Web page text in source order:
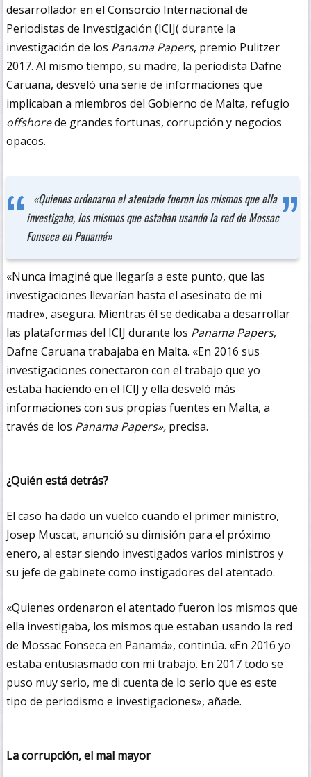
desarrollador en el Consorcio Internacional de
Periodistas de Investigación (ICIJ( durante la
investigación de los Panama Papers, premio Pulitzer
2017. Al mismo tiempo, su madre, la periodista Dafne
Caruana, desveló una serie de informaciones que
implicaban a miembros del Gobierno de Malta, refugio
offshorede grandes fortunas, corrupción y negocios
opacos.
«Quienes ordenaron el atentado fueron los mismos que ella
investigaba, los mismos que estaban usando la red de Mossac
Fonseca en Panamá»
«Nunca imaginé que llegaría a este punto, que las
investigaciones llevarían hasta el asesinato de mi
madre», asegura. Mientras él se dedicaba a desarrollar
las plataformas del ICIJ durante los Panama Papers,
Dafne Caruana trabajaba en Malta. «En 2016 sus
investigaciones conectaron con el trabajo que yo
estaba haciendo en el ICIJ y ella desveló más
informaciones con sus propias fuentes en Malta, a
través de los Panama Papers», precisa.
¿Quién está detrás?
El caso ha dado un vuelco cuando el primer ministro,
Josep Muscat, anunció su dimisión para el próximo
enero, al estar siendo investigados varios ministros y
su jefe de gabinete como instigadores del atentado.
«Quienes ordenaron el atentado fueron los mismos que
ella investigaba, los mismos que estaban usando la red
de Mossac Fonseca en Panamá», continúa. «En 2016 yo
estaba entusiasmado con mi trabajo. En 2017 todo se
puso muy serio, me di cuenta de lo serio que es este
tipo de periodismo e investigaciones», añade.
La corrupción, el mal mayor